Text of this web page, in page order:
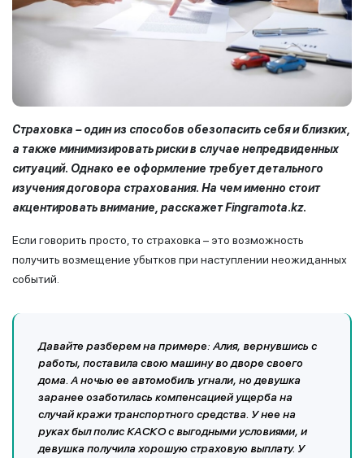
Страховка – один из способов обезопасить себя и близких,
а также минимизировать рискив случае непредвиденных
ситуаций. Однако ее оформление требует детального
изучения договора страхования. На чемименно стоит
акцентироватьвнимание, расскажетFingramota.kz.
Если говорить просто, то страховка – это возможность
получить возмещение убытков при наступлении неожиданных
событий.
Давайте разберем на примере: Алия, вернувшись с
работы, поставила свою машину во дворе своего
дома. А ночью ее автомобиль угнали, но девушка
заранее озаботилась компенсацией ущерба на
случай кражи транспортного средства. У нее на
руках был полис КАСКО с выгодными условиями, и
девушка получила хорошую страховую выплату. У